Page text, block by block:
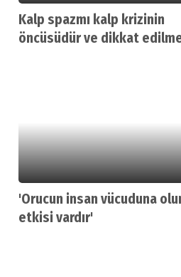
Kalp spazmı kalp krizinin
öncüsüdür ve dikkat
'Orucun insan vücuduna
etkisi vardır'